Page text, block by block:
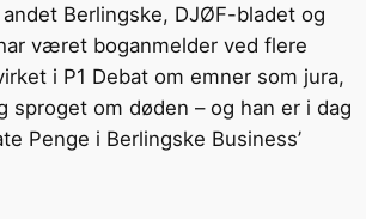
Berlingske, DJØF-bladet og
været boganmelder ved flere
i P1 Debat om emner som jura,
sproget om døden – og han er i dag
Penge i Berlingske Business’